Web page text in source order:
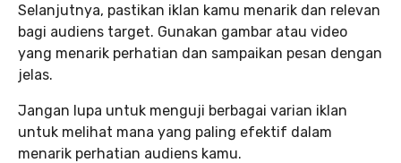
Selanjutnya, pastikan iklan kamu menarik dan relevan
bagi audiens target. Gunakan gambar atau video
yang menarik perhatian dan sampaikan pesan dengan
jelas.
Jangan lupa untuk menguji berbagai varian iklan
untuk melihat mana yang paling efektif dalam
menarik perhatian audiens kamu.